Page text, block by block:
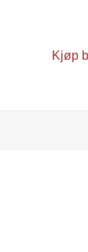
Kjøp